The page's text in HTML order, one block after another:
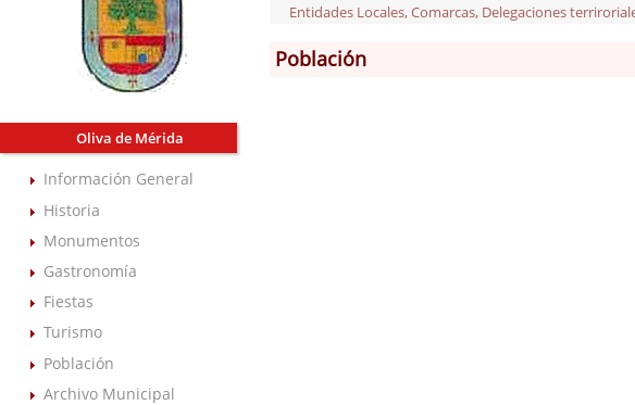
Oliva de Mérida
Información General
Historia
Monumentos
Gastronomía
Fiestas
Turismo
Población
Archivo Municipal
Entidades Locales, Comarcas, Delegaciones
Población